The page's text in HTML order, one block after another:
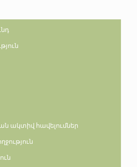
ակտիվ հավելումներ